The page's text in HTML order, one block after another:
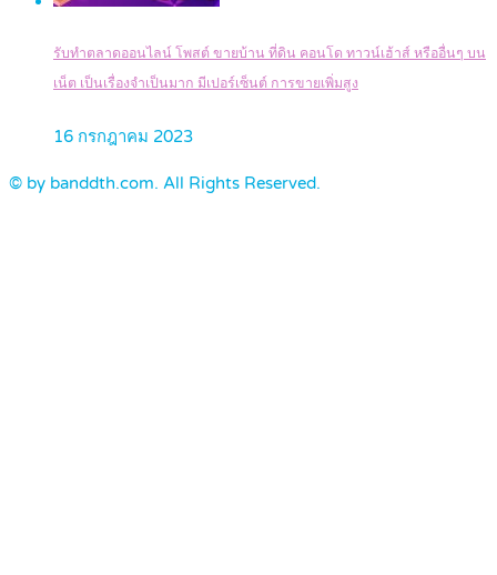
รับทำตลาดออนไลน์ โพสต์ ขายบ้าน ที่ดิน คอนโด ทาวน์เฮ้าส์ หรืออื่นๆ บน
เน็ต เป็นเรื่องจำเป็นมาก มีเปอร์เซ็นต์ การขายเพิ่มสูง
16 กรกฎาคม 2023
© by banddth.com. All Rights Reserved.